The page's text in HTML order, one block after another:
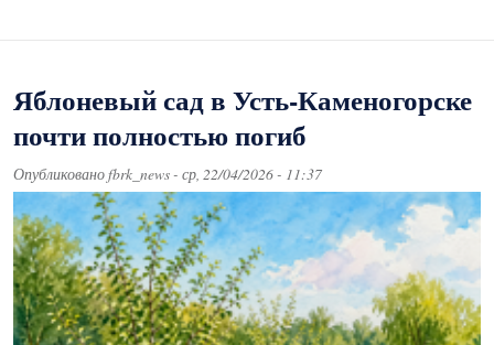
Яблоневый сад в Усть-Каменогорске
почти полностью погиб
Опубликованоfbrk_news- ср, 22/04/2026 - 11:37